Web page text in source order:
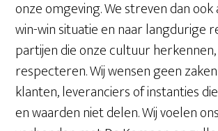
onze omgeving. We streven dan
win-win situatie en naar langdurige
partijen die onze cultuur
respecteren. Wij wensen geen
klanten, leveranciers of instanties
en waarden niet delen. Wij voelen